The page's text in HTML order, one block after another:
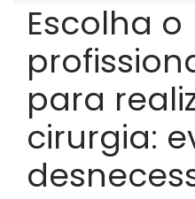
Escolha o
para
cirurgia: